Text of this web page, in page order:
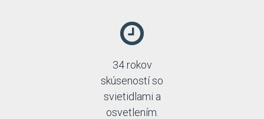
34 rokov
skúseností so
svietidlami a
osvetlením.